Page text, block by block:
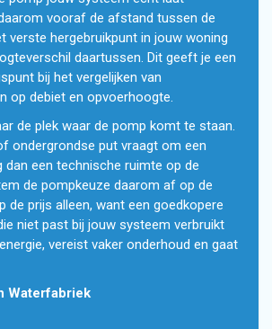
vooraf de afstand tussen de
verste hergebruikpunt in jouw woning
daartussen. Dit geeft je een
bij het vergelijken van
op debiet en opvoerhoogte.
de plek waar de pomp komt te staan.
ondergrondse put vraagt om een
dan een technische ruimte op de
de pompkeuze daarom af op de
de prijs alleen, want een goedkopere
niet past bij jouw systeem verbruikt
vereist vaker onderhoud en gaat
Waterfabriek